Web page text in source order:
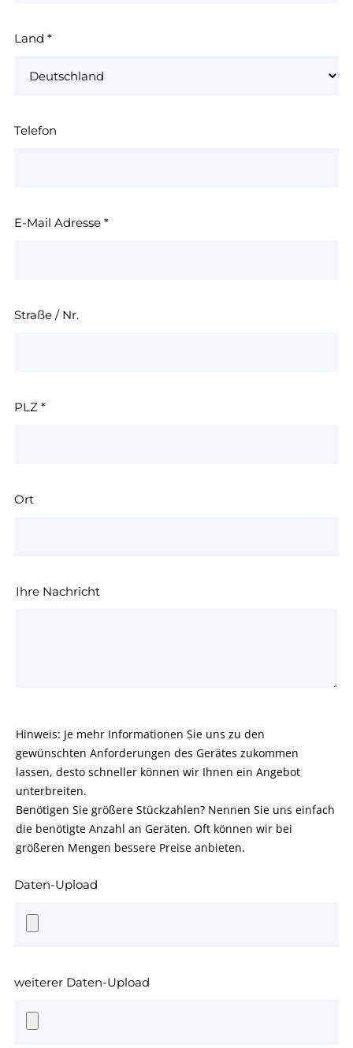
Land *
Telefon
E-Mail Adresse *
Straße / Nr.
PLZ *
Ort
Ihre Nachricht
Hinweis: Je mehr Informationen Sie uns zu den
gewünschten Anforderungen des Gerätes zukommen
lassen, desto schneller können wir Ihnen ein Angebot
unterbreiten.
Benötigen Sie größere Stückzahlen? Nennen Sie uns einfach
die benötigte Anzahl an Geräten. Oft können wir bei
größeren Mengen bessere Preise anbieten.
Daten-Upload
weiterer Daten-Upload